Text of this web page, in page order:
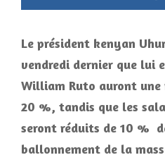
Le président kenyan
vendredi dernier que lui
William Ruto auront une
20 %, tandis que les
seront réduits de 10 %
ballonnement de la